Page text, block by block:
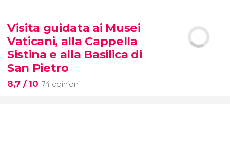
biglietti per SUMMIT One
Vanderbilt
Visita guidata ai Musei
Vaticani, alla Cappella
Sistina e alla Basilica di
San Pietro
8,7 / 10 74 opinioni